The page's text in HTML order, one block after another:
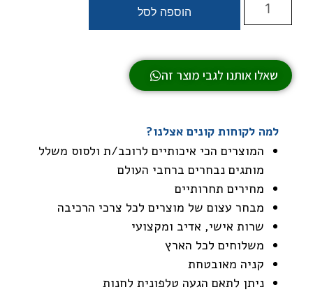
הוספה לסל
שאלו אותנו לגבי מוצר זה
למה לקוחות קונים אצלנו?
המוצרים הכי איכותיים לרוכב/ת ולסוס משלל
מותגים נבחרים ברחבי העולם
מחירים תחרותיים
מבחר עצום של מוצרים לכל צרכי הרכיבה
שרות אישי, אדיב ומקצועי
משלוחים לכל הארץ
קניה מאובטחת
ניתן לתאם הגעה טלפונית לחנות